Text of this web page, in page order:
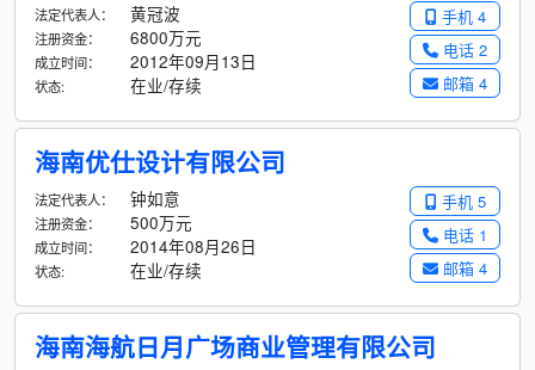
手机 4
电话 2
邮箱 4
法定代表人： 黄冠波
注册资金： 6800万元
成立时间： 2012年09月13日
状态: 在业/存续
海南优仕设计有限公司
手机 5
电话 1
邮箱 4
法定代表人： 钟如意
注册资金： 500万元
成立时间： 2014年08月26日
状态: 在业/存续
海南海航日月广场商业管理有限公司